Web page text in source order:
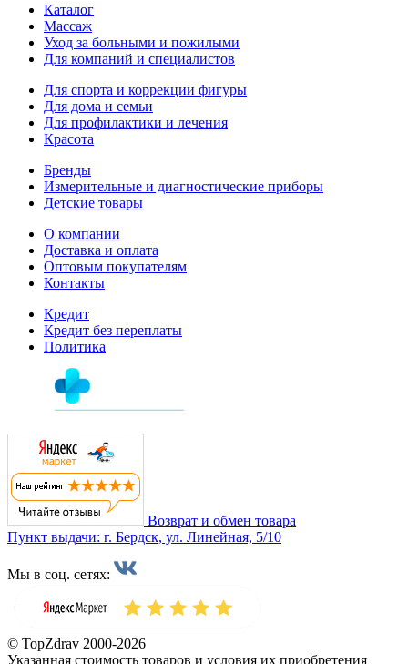
Каталог
Массаж
Уход за больными и пожилыми
Для компаний и специалистов
Для спорта и коррекции фигуры
Для дома и семьи
Для профилактики и лечения
Красота
Бренды
Измерительные и диагностические приборы
Детские товары
О компании
Доставка и оплата
Оптовым покупателям
Контакты
Кредит
Кредит без переплаты
Политика
Возврат и обмен товара
Пункт выдачи: г. Бердск, ул. Линейная, 5/10
Мы в соц. сетях:
© TopZdrav 2000-2026
Указанная стоимость товаров и условия их приобретения